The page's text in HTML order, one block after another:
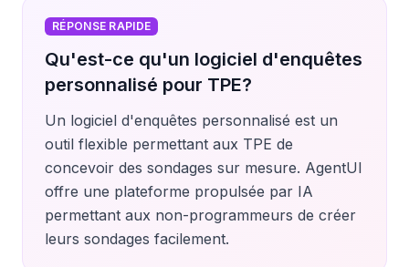
RÉPONSE RAPIDE
Qu'est-ce qu'un logiciel d'enquêtes
personnalisé pour TPE?
Un logiciel d'enquêtes personnalisé est un
outil flexible permettant aux TPE de
concevoir des sondages sur mesure. AgentUI
offre une plateforme propulsée par IA
permettant aux non-programmeurs de créer
leurs sondages facilement.